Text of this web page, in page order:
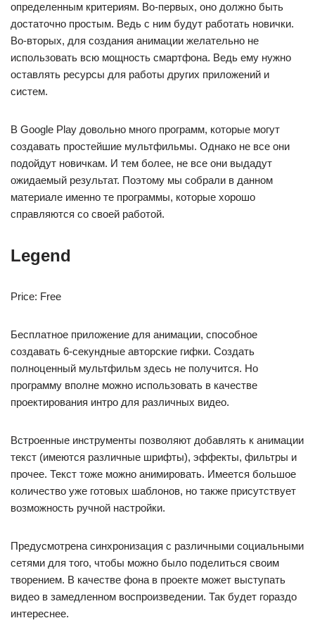
определенным критериям. Во-первых, оно должно быть
достаточно простым. Ведь с ним будут работать новички.
Во-вторых, для создания анимации желательно не
использовать всю мощность смартфона. Ведь ему нужно
оставлять ресурсы для работы других приложений и
систем.
В Google Play довольно много программ, которые могут
создавать простейшие мультфильмы. Однако не все они
подойдут новичкам. И тем более, не все они выдадут
ожидаемый результат. Поэтому мы собрали в данном
материале именно те программы, которые хорошо
справляются со своей работой.
Legend
Price: Free
Бесплатное приложение для анимации, способное
создавать 6-секундные авторские гифки. Создать
полноценный мультфильм здесь не получится. Но
программу вполне можно использовать в качестве
проектирования интро для различных видео.
Встроенные инструменты позволяют добавлять к анимации
текст (имеются различные шрифты), эффекты, фильтры и
прочее. Текст тоже можно анимировать. Имеется большое
количество уже готовых шаблонов, но также присутствует
возможность ручной настройки.
Предусмотрена синхронизация с различными социальными
сетями для того, чтобы можно было поделиться своим
творением. В качестве фона в проекте может выступать
видео в замедленном воспроизведении. Так будет гораздо
интереснее.